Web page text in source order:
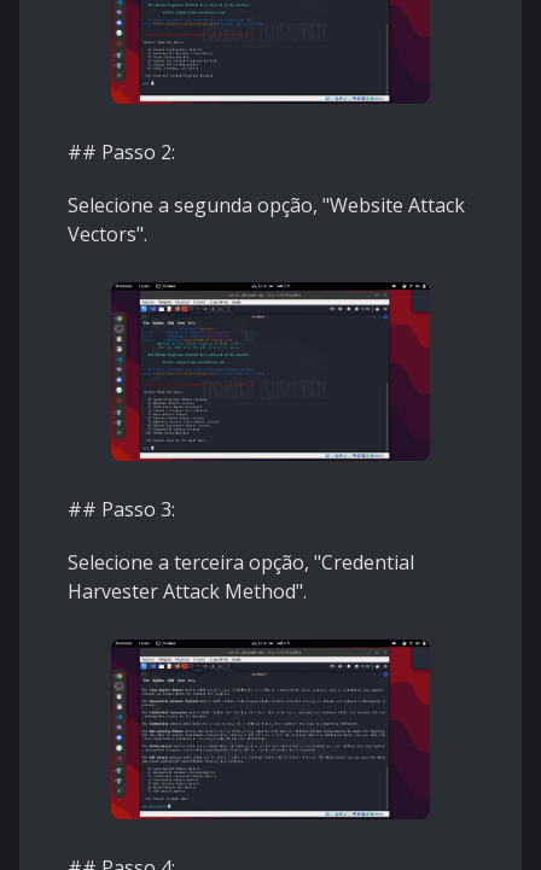
## Passo 2:
Selecione a segunda opção, "Website Attack
Vectors".
## Passo 3:
Selecione a terceira opção, "Credential
Harvester Attack Method".